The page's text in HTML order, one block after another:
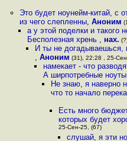
Это будет ноунейм-китай, с
из чего слепленны, Аноним
а у этой поделки и такого
Бесполезная хрень , нах.
И ты не догадываешься,
,Аноним (31), 22:28 , 25-
намекает - что
А ширпотребные ноуты
Не знаю, я наверно
что то начало
Есть много
которых будет
25-Сен-25, (67)
слушай, я эти